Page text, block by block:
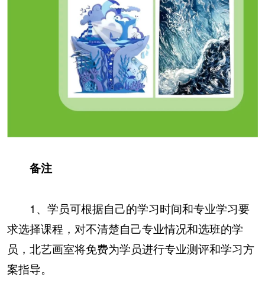
备注
1、学员可根据自己的学习时间和专业学习要
求选择课程，对不清楚自己专业情况和选班的学
员，北艺画室将免费为学员进行专业测评和学习方
案指导。